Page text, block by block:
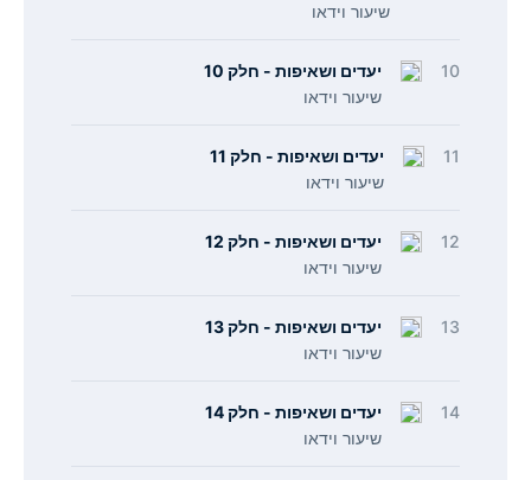
שיעור וידאו
10
יעדים ושאיפות - חלק 10
שיעור וידאו
11
יעדים ושאיפות - חלק 11
שיעור וידאו
12
יעדים ושאיפות - חלק 12
שיעור וידאו
13
יעדים ושאיפות - חלק 13
שיעור וידאו
14
יעדים ושאיפות - חלק 14
שיעור וידאו